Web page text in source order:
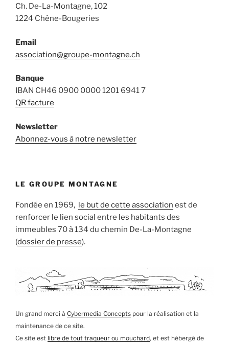
Ch. De-La-Montagne, 102
1224 Chêne-Bougeries
Email
association@groupe-montagne.ch
Banque
IBAN CH46 0900 0000 1201 6941 7
QR facture
Newsletter
Abonnez-vous à notre newsletter
LE GROUPE MONTAGNE
Fondée en 1969, le but de cette association est de
renforcer le lien social entre les habitants des
immeubles 70 à 134 du chemin De-La-Montagne
(dossier de presse).
Un grand merci à Cybermedia Concepts pour la réalisation et la
maintenance de ce site.
Ce site est libre de tout traqueur ou mouchard, et est hébergé de